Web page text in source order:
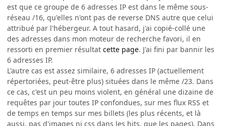
est que ce groupe de 6 adresses IP est dans le même sous-
réseau /16, qu'elles n'ont pas de reverse DNS autre que celui
attribué par l'hébergeur. A tout hasard, j'ai copié-collé une
des adresses dans mon moteur de recherche favori, il en
ressorti en premier résultat cette page. J'ai fini par bannir les
6 adresses IP.
L'autre cas est assez similaire, 6 adresses IP (actuellement
répertoriées, peut-être plus) situées dans le même /23. Dans
ce cas, c'est un peu moins violent, en général une dizaine de
requêtes par jour toutes IP confondues, sur mes flux RSS et
de temps en temps sur mes billets (les plus récents, et là
aussi, pas d'images ni css dans les hits, que les pages). Dans